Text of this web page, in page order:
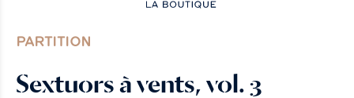
PARTITION
Sextuors à vents, vol. 3